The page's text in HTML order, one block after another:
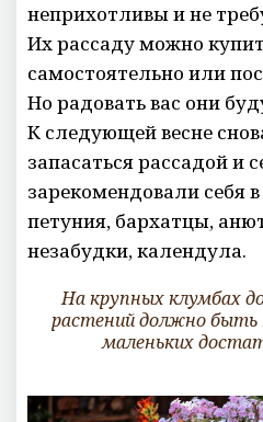
неприхотливы и не
Их рассаду можно
самостоятельно или
Но радовать вас они
К следующей весне
запасаться рассадой и
зарекомендовали себя
петуния, бархатцы,
незабудки, календула.
На крупных клумбах
растений должно быть
маленьких